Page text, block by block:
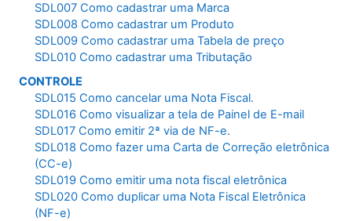
SDL007 Como cadastrar uma Marca
SDL008 Como cadastrar um Produto
SDL009 Como cadastrar uma Tabela de preço
SDL010 Como cadastrar uma Tributação
CONTROLE
SDL015 Como cancelar uma Nota Fiscal.
SDL016 Como visualizar a tela de Painel de E-mail
SDL017 Como emitir 2ª via de NF-e.
SDL018 Como fazer uma Carta de Correção eletrônica
(CC-e)
SDL019 Como emitir uma nota fiscal eletrônica
SDL020 Como duplicar uma Nota Fiscal Eletrônica
(NF-e)